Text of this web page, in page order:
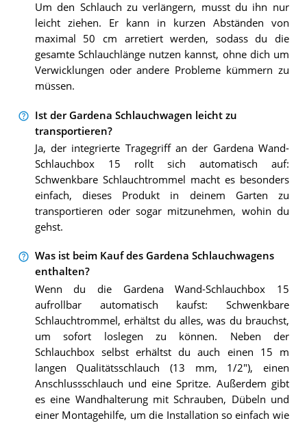
Um den Schlauch zu verlängern, musst du ihn nur
leicht ziehen. Er kann in kurzen Abständen von
maximal 50 cm arretiert werden, sodass du die
gesamte Schlauchlänge nutzen kannst, ohne dich um
Verwicklungen oder andere Probleme kümmern zu
müssen.
Ist der Gardena Schlauchwagen leicht zu
transportieren?
Ja, der integrierte Tragegriff an der Gardena Wand-
Schlauchbox 15 rollt sich automatisch auf:
Schwenkbare Schlauchtrommel macht es besonders
einfach, dieses Produkt in deinem Garten zu
transportieren oder sogar mitzunehmen, wohin du
gehst.
Was ist beim Kauf des Gardena Schlauchwagens
enthalten?
Wenn du die Gardena Wand-Schlauchbox 15
aufrollbar automatisch kaufst: Schwenkbare
Schlauchtrommel, erhältst du alles, was du brauchst,
um sofort loslegen zu können. Neben der
Schlauchbox selbst erhältst du auch einen 15 m
langen Qualitätsschlauch (13 mm, 1/2"), einen
Anschlussschlauch und eine Spritze. Außerdem gibt
es eine Wandhalterung mit Schrauben, Dübeln und
einer Montagehilfe, um die Installation so einfach wie